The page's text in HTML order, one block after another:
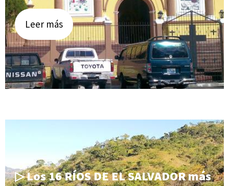
Leer más
▷ Los 16 RÍOS DE EL SALVADOR más